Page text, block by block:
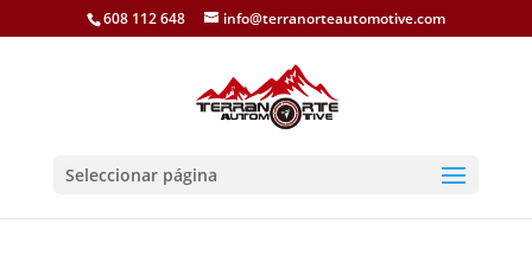
608 112 648 info@terranorteautomotive.com
Seleccionar página